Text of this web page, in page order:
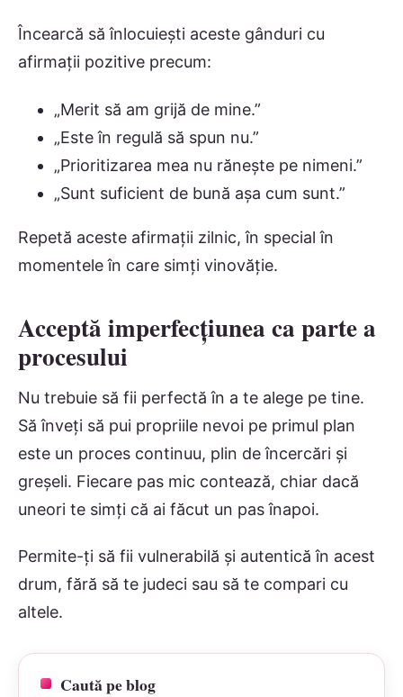
Încearcă să înlocuiești aceste gânduri cu
afirmații pozitive precum:
„Merit să am grijă de mine.”
„Este în regulă să spun nu.”
„Prioritizarea mea nu rănește pe nimeni.”
„Sunt suficient de bună așa cum sunt.”
Repetă aceste afirmații zilnic, în special în
momentele în care simți vinovăție.
Acceptă imperfecțiunea ca parte a
procesului
Nu trebuie să fii perfectă în a te alege pe tine.
Să înveți să pui propriile nevoi pe primul plan
este un proces continuu, plin de încercări și
greșeli. Fiecare pas mic contează, chiar dacă
uneori te simți că ai făcut un pas înapoi.
Permite-ți să fii vulnerabilă și autentică în acest
drum, fără să te judeci sau să te compari cu
altele.
Caută pe blog